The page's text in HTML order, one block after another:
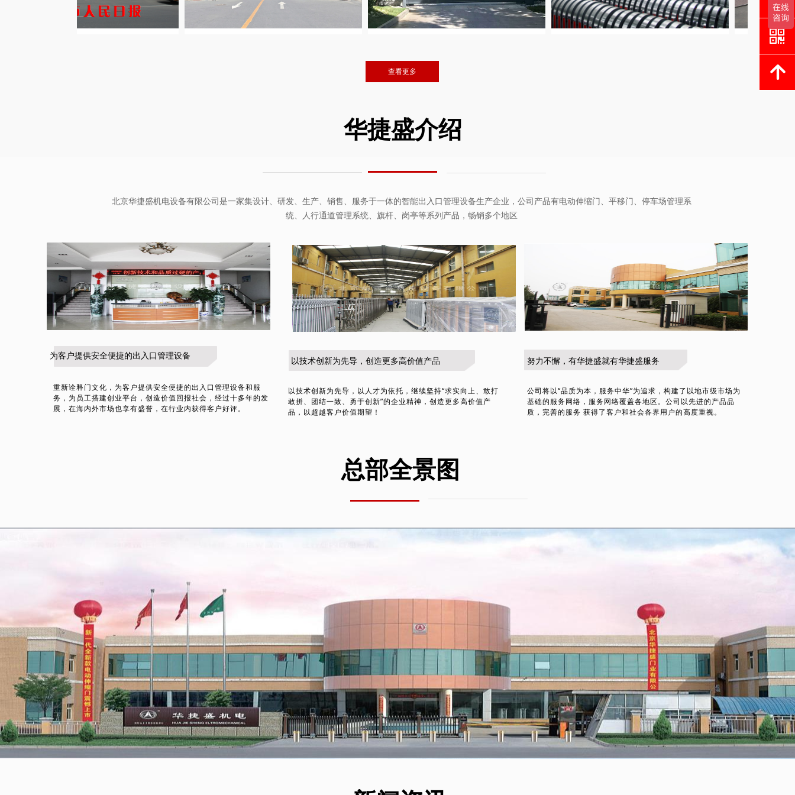
努力不懈，有华捷盛就有华捷盛服务
公司将以“品质为本，服务中华”为追求，构建了以地市级市场为
基础的服务网络，服务网络覆盖各地区。公司以先进的产品品
质，完善的服务 获得了客户和社会各界用户的高度重视。
华捷盛介绍
查看更多
为客户提供安全便捷的出入口管理设备
重新诠释门文化，为客户提供安全便捷的出入口管理设备和服
务，为员工搭建创业平台，创造价值回报社会，经过十多年的发
展，在海内外市场也享有盛誉，在行业内获得客户好评。
以技术创新为先导，创造更多高价值产品
以技术创新为先导，以人才为依托，继续坚持“求实向上、敢打
敢拼、团结一致、勇于创新”的企业精神，创造更多高价值产
品，以超越客户价值期望！
北京华捷盛机电设备有限公司是一家集设计、研发、生产、销售、服务于一体的智能出入口管理设备生产企业，公司产品有电动伸缩门、平移门、停车场管理系
统、人行通道管理系统、旗杆、岗亭等系列产品，畅销多个地区
总部全景图
낃
녕